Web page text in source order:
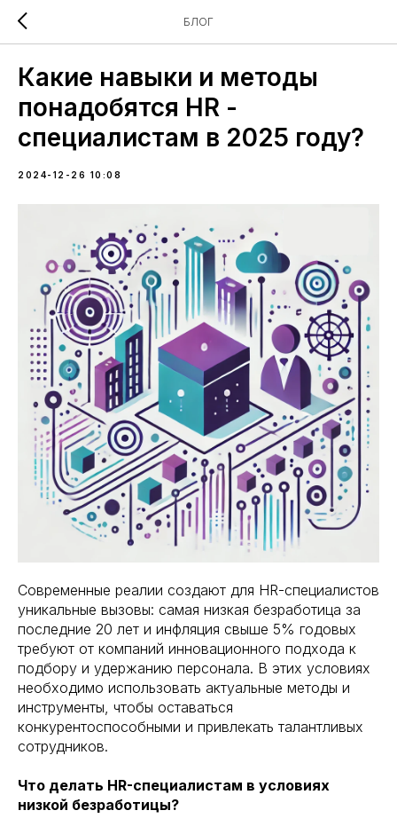
БЛОГ
Какие навыки и методы
понадобятся HR -
специалистам в 2025 году?
2024-12-26 10:08
Современные реалии создают для HR-специалистов
уникальные вызовы: самая низкая безработица за
последние 20 лет и инфляция свыше 5% годовых
требуют от компаний инновационного подхода к
подбору и удержанию персонала. В этих условиях
необходимо использовать актуальные методы и
инструменты, чтобы оставаться
конкурентоспособными и привлекать талантливых
сотрудников.
Что делать HR-специалистам в условиях
низкой безработицы?